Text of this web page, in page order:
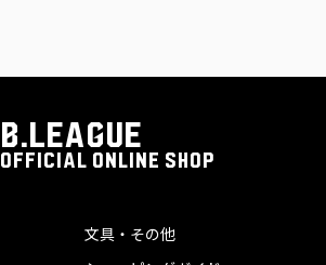
B.LEAGUE
OFFICIAL ONLINE SHOP
文具・その他